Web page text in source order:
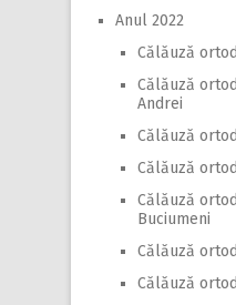
Anul 2022
Călăuză
Călăuză
Andrei
Călăuză
Călăuză
Călăuză
Buciumeni
Călăuză
Călăuză